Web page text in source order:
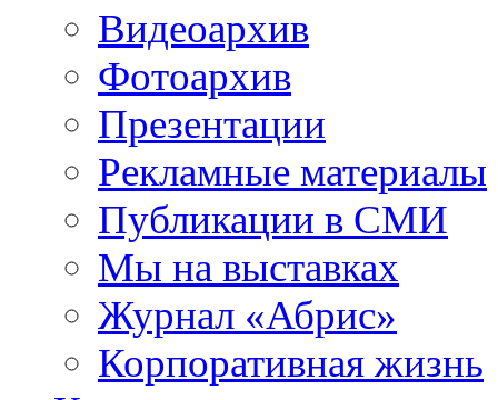
Видеоархив
Фотоархив
Презентации
Рекламные материалы
Публикации в СМИ
Мы на выставках
Журнал «Абрис»
Корпоративная жизнь